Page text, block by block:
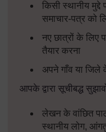
किसी स्थानीय
समाचार-पत्र को
नए छात्रों के लिए
तैयार करना
अपने गाँव या जिले
आपके द्वारा सूचीबद्ध
लेखन के वांछित
स्थानीय लोग,